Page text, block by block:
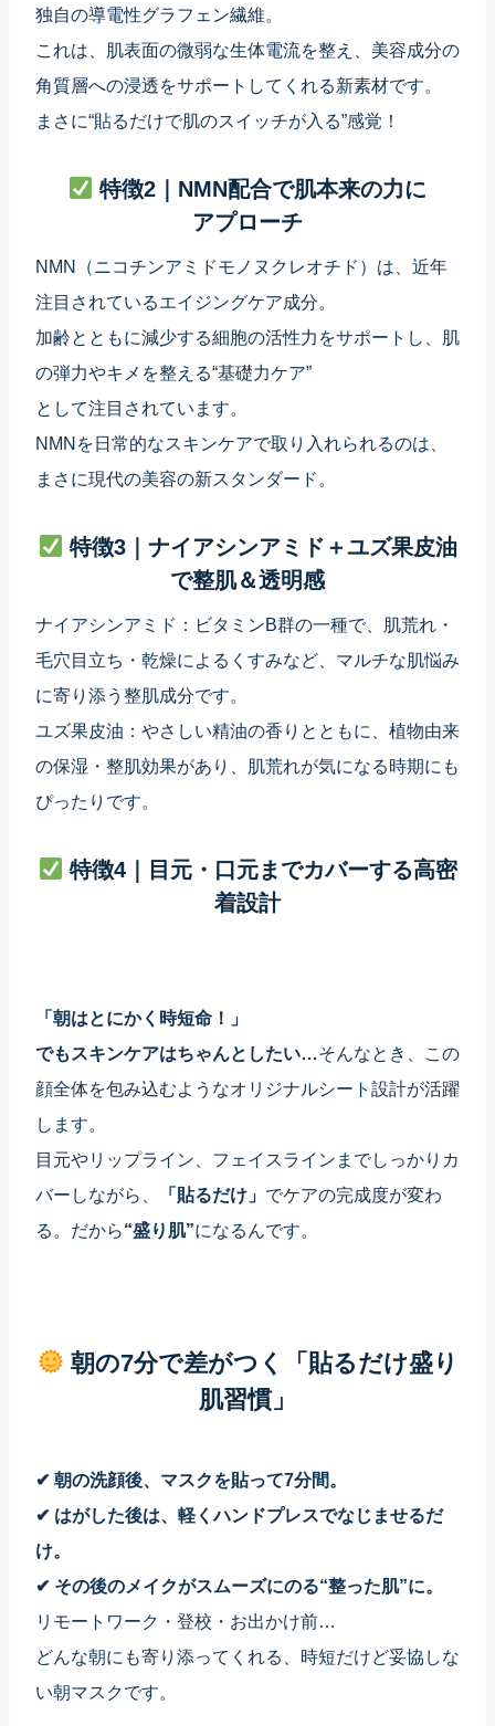
独自の導電性グラフェン繊維。
これは、肌表面の微弱な生体電流を整え、美容成分の
角質層への浸透をサポートしてくれる新素材です。
まさに“貼るだけで肌のスイッチが入る”感覚！
特徴2｜NMN配合で肌本来の力に
アプローチ
NMN（ニコチンアミドモノヌクレオチド）は、近年
注目されているエイジングケア成分。
加齢とともに減少する細胞の活性力をサポートし、肌
の弾力やキメを整える“基礎力ケア”
として注目されています。
NMNを日常的なスキンケアで取り入れられるのは、
まさに現代の美容の新スタンダード。
特徴3｜ナイアシンアミド＋ユズ果皮油
で整肌＆透明感
ナイアシンアミド：ビタミンB群の一種で、肌荒れ・
毛穴目立ち・乾燥によるくすみなど、マルチな肌悩み
に寄り添う整肌成分です。
ユズ果皮油：やさしい精油の香りとともに、植物由来
の保湿・整肌効果があり、肌荒れが気になる時期にも
ぴったりです。
特徴4｜目元・口元までカバーする高密
着設計
「朝はとにかく時短命！」
でもスキンケアはちゃんとしたい…そんなとき、この
顔全体を包み込むようなオリジナルシート設計が活躍
します。
目元やリップライン、フェイスラインまでしっかりカ
バーしながら、
「貼るだけ」 でケアの完成度が変わ
る。だから“盛り肌”になるんです。
朝の7分で差がつく「貼るだけ盛り
肌習慣」
✔ 朝の洗顔後、マスクを貼って7分間。
✔ はがした後は、軽くハンドプレスでなじませるだ
け。
✔ その後のメイクがスムーズにのる“整った肌”に。
リモートワーク・登校・お出かけ前…
どんな朝にも寄り添ってくれる、時短だけど妥協しな
い朝マスクです。